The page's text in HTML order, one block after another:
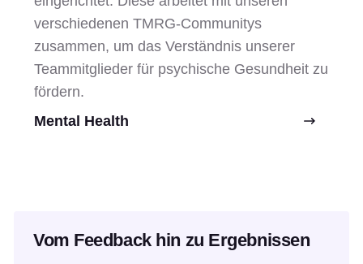
verschiedenen TMRG-Communitys
zusammen, um das Verständnis unserer
Teammitglieder für psychische Gesundheit zu
fördern.
Mental Health
Vom Feedback hin zu Ergebnissen